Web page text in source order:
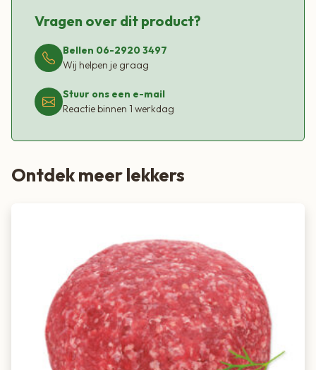
Vragen over dit product?
Bellen 06-2920 3497
Wij helpen je graag
Stuur ons een e-mail
Reactie binnen 1 werkdag
Ontdek meer lekkers